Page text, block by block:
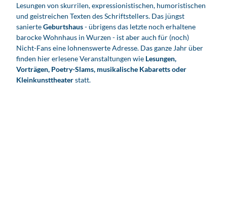
Lesungen von skurrilen, expressionistischen, humoristischen
und geistreichen Texten des Schriftstellers. Das jüngst
sanierteGeburtshaus- übrigens das letzte noch erhaltene
barocke Wohnhaus in Wurzen - ist aber auch für (noch)
Nicht-Fans eine lohnenswerte Adresse. Das ganze Jahr über
finden hier erlesene Veranstaltungen wie Lesungen,
Vorträgen, Poetry-Slams, musikalische Kabaretts oder
Kleinkunsttheaterstatt.